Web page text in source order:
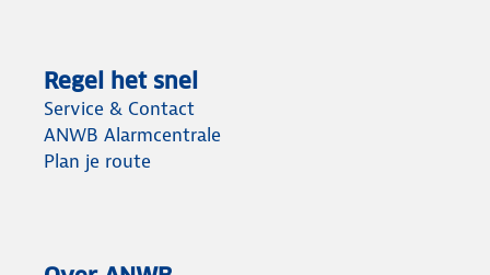
Regel het snel
Service & Contact
ANWB Alarmcentrale
Plan je route